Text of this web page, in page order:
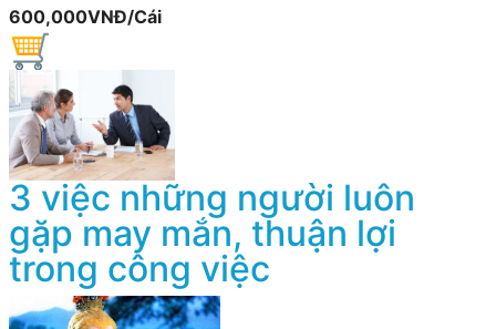
600,000VNĐ/Cái
3 việc những người luôn
gặp may mắn, thuận lợi
trong công việc